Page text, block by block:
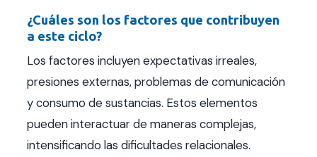
¿Cuáles son los factores que contribuyen
a este ciclo?
Los factores incluyen expectativas irreales,
presiones externas, problemas de comunicación
y consumo de sustancias. Estos elementos
pueden interactuar de maneras complejas,
intensificando las dificultades relacionales.